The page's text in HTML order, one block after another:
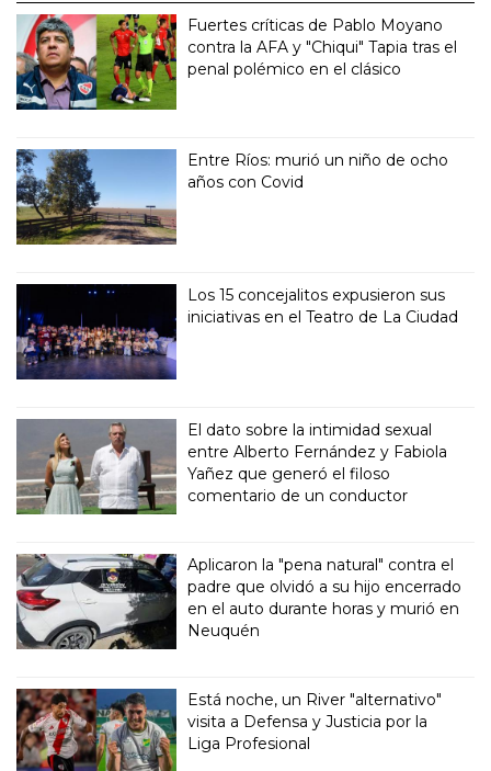
Fuertes críticas de Pablo Moyano
contra la AFA y "Chiqui" Tapia tras el
penal polémico en el clásico
Entre Ríos: murió un niño de ocho
años con Covid
Los 15 concejalitos expusieron sus
iniciativas en el Teatro de La Ciudad
El dato sobre la intimidad sexual
entre Alberto Fernández y Fabiola
Yañez que generó el filoso
comentario de un conductor
Aplicaron la "pena natural" contra el
padre que olvidó a su hijo encerrado
en el auto durante horas y murió en
Neuquén
Está noche, un River "alternativo"
visita a Defensa y Justicia por la
Liga Profesional